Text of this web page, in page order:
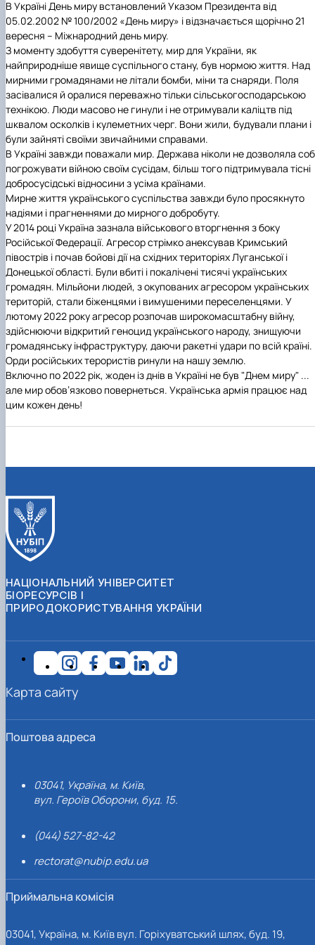
Іноземні мови
Працевлаштування
Їдальні та буфети
Студентські квитки
Центр вивчення мов
Психологічна підтримка
Інклюзивне середовище
Рада молодих вчених
Наукові школи
Стартап школа НУБіП України
Методичні рекомендації, пам'ятки
Форми документів
Патентно-ліцензійна діяльність
ЦКНО «Агропромисловий комплекс, лісове і
садово-паркове господарство, ветеринарна
медицина»
Обладнання НУБіП України
Біоетична комісія
Наукові видання
Досліднику та автору
Звіт про проведення НТЗ
Наукові журнали НУБіП України
Наукові журнали НУБіП України (English)
Пам'ятка про проведення науково-
заходів
Порядок планування та організації
проведення НТЗ
Результати науково-технічних заходів
Монографії
Наука для бізнесу
Каталог наукових послуг
«SEB-2024»
«SEB-2025»
Наглядова рада
Рада роботодавців
Благодійний фонд «Голосіївська ініціатива
2020»
Історія університету
Видатні випускники та працівники
Звіт ректора
Пам'яті захисників України
Почесні доктори і професори НУБіП України
Пресслужба
Університетський кур'єр
Вибори ректора
Програма розвитку університету
ініціатива – 2025»
Доступ до публічної інформації
Державні закупівлі
Офіційна символіка
Антикорупційні заходи
Уповноважена особа з питань запобігання
виявлення корупції
Положення про антикорупційного
уповноваженого НУБіП України
Національні нормативно-правові акти
Нормативно-правові акти НУБіП України
Інформаційні ресурси НАЗК
Методичні роз’яснення НАЗК
Антикорупційні заходи
Гендерна радниця
Контактна інформація
В Україні День миру встановлений Указом Президента від
05.02.2002 № 100/2002 «День миру» і відзначається щорічно 21
вересня – Міжнародний день миру.
З моменту здобуття суверенітету, мир для України, як
найприродніше явище суспільного стану, був нормою життя. Над
мирними громадянами не літали бомби, міни та снаряди. Поля
засівалися й оралися переважно тільки сільськогосподарською
технікою. Люди масово не гинули і не отримували каліцтв під
шквалом осколків і кулеметних черг. Вони жили, будували плани і
були зайняті своїми звичайними справами.
В Україні завжди поважали мир. Держава ніколи не дозволяла
погрожувати війною своїм сусідам, більш того підтримувала тісні
добросусідські відносини з усіма країнами.
Мирне життя українського суспільства завжди було просякнуто
надіями і прагненнями до мирного добробуту.
У 2014 році Україна зазнала військового вторгнення з боку
Російської Федерації. Агресор стрімко анексував Кримський
півострів і почав бойові дії на східних територіях Луганської і
Донецької області. Були вбиті і покалічені тисячі українських
громадян. Мільйони людей, з окупованих агресором українських
територій, стали біженцями і вимушеними переселенцями. У
лютому 2022 року агресор розпочав широкомасштабну війну,
здійснюючи відкритий геноцид українського народу, знищуючи
громадянську інфраструктуру, даючи ракетні удари по всій країні.
Орди російських терористів ринули на нашу землю.
Включно по 2022 рік, жоден із днів в Україні не був "Днем миру" ...
але мир обов’язково повернеться. Українська армія працює над
цим кожен день!
НАЦІОНАЛЬНИЙ УНІВЕРСИТЕТ
БІОРЕСУРСІВ І
ПРИРОДОКОРИСТУВАННЯ УКРАЇНИ
Поштова адреса
03041, Україна, м. Київ,
вул. Героїв Оборони, буд. 15.
(044) 527-82-42
rectorat@nubip.edu.ua
Приймальна комісія
03041, Україна, м. Київ вул. Горіхуватський шлях, буд. 19,
Карта сайту